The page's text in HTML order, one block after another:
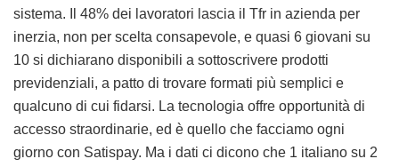
sistema. Il 48% dei lavoratori lascia il Tfr in azienda per
inerzia, non per scelta consapevole, e quasi 6 giovani su
10 si dichiarano disponibili a sottoscrivere prodotti
previdenziali, a patto di trovare formati più semplici e
qualcuno di cui fidarsi. La tecnologia offre opportunità di
accesso straordinarie, ed è quello che facciamo ogni
giorno con Satispay. Ma i dati ci dicono che 1 italiano su 2